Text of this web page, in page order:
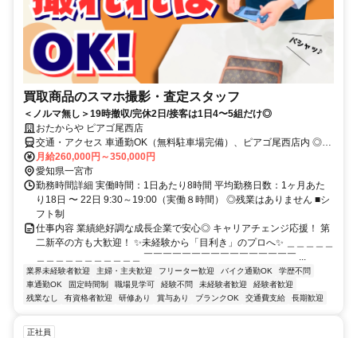
買取商品のスマホ撮影・査定スタッフ
＜ノルマ無し＞19時撤収/完休2日/接客は1日4〜5組だけ◎
おたからや ピアゴ尾西店
交通・アクセス 車通勤OK（無料駐車場完備）、ピアゴ尾西店内 ◎名
鉄尾西線奥町駅～車で6分
月給260,000円～350,000円
愛知県一宮市
勤務時間詳細 実働時間：1日あたり8時間 平均勤務日数：1ヶ月あた
り18日 〜 22日 9:30～19:00（実働８時間） ◎残業はありません ■シ
フト制
仕事内容 業績絶好調な成長企業で安心◎ キャリアチェンジ応援！ 第
二新卒の方も大歓迎！ ✨未経験から「目利き」のプロへ✨ ＿＿＿＿＿
＿＿＿＿＿＿＿＿＿＿＿ ￣￣￣￣￣￣￣￣￣￣￣￣￣￣￣￣ ...
業界未経験者歓迎 主婦・主夫歓迎 フリーター歓迎 バイク通勤OK
学歴不問
車通勤OK
固定時間制 職場見学可 経験不問 未経験者歓迎
経験者歓迎
残業なし
有資格者歓迎 研修あり 賞与あり ブランクOK 交通費支給 長期歓迎
正社員